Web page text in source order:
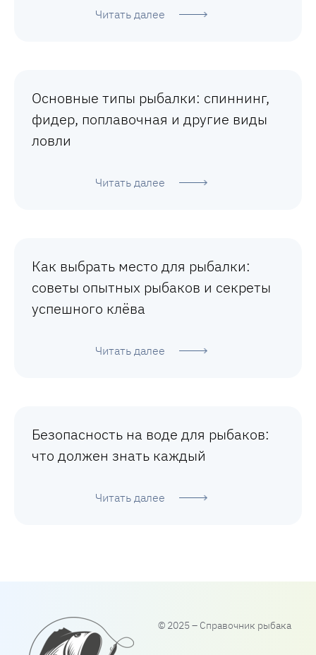
Читать далее
Основные типы рыбалки: спиннинг,
фидер, поплавочная и другие виды
ловли
Читать далее
Как выбрать место для рыбалки:
советы опытных рыбаков и секреты
успешного клёва
Читать далее
Безопасность на воде для рыбаков:
что должен знать каждый
Читать далее
© 2025 – Справочник рыбака